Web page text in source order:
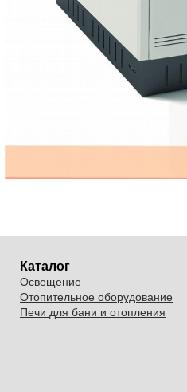
Каталог
Освещение
Отопительное оборудование
Печи для бани и отопления